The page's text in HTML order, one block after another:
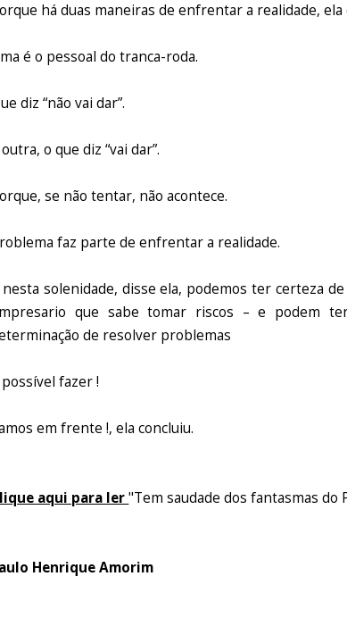
há duas maneiras de enfrentar a realidade, ela
é o pessoal do tranca-roda.
diz “não vai dar”.
outra, o que diz “vai dar”.
se não tentar, não acontece.
faz parte de enfrentar a realidade.
nesta solenidade, disse ela, podemos ter certeza
que sabe tomar riscos – e podem
de resolver problemas
possível fazer !
em frente !, ela concluiu.
aqui para ler"Tem saudade dos fantasmas do
Henrique Amorim